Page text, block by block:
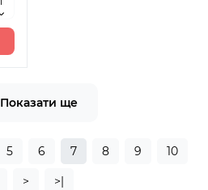
Показати ще
5 6 7 8 9 10
> >|